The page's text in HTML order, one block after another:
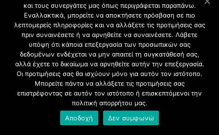
και τους συνεργάτες μας όπως περιγράφεται παραπάνω.
Εναλλακτικά, μπορείτε να αποκτήσετε πρόσβαση σε πιο
λεπτομερείς πληροφορίες και να αλλάξετε τις προτιμήσεις σας
πριν συναινέσετε ή να αρνηθείτε να συναινέσετε. Λάβετε
υπόψη ότι κάποια επεξεργασία των προσωπικών σας
δεδομένων ενδέχεται να μην απαιτεί τη συγκατάθεσή σας,
αλλά έχετε το δικαίωμα να αρνηθείτε αυτήν την επεξεργασία.
Οι προτιμήσεις σας θα ισχύουν μόνο για αυτόν τον ιστότοπο.
Μπορείτε πάντα να αλλάξετε τις προτιμήσεις σας
επιστρέφοντας σε αυτόν τον ιστότοπο ή επισκεπτόμενοι την
πολιτική απορρήτου μας.
Αποδοχή
Δεν συμφωνώ